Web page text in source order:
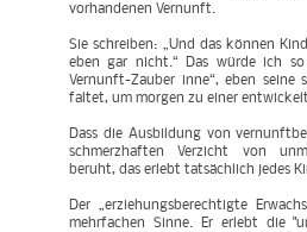
vorhandenen Vernunft.
Sie schreiben: „Und das können
eben gar nicht.“ Das würde ich
Vernunft-Zauber inne“, eben seine
faltet, um morgen zu einer
Dass die Ausbildung von
schmerzhaften Verzicht von
beruht, das erlebt tatsächlich jedes
Der „erziehungsberechtigte
mehrfachen Sinne. Er erlebt die